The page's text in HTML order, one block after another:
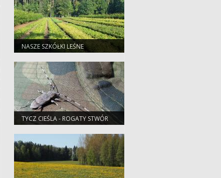
NASZE SZKÓŁKI LEŚNE
TYCZ CIEŚLA - ROGATY STWÓR